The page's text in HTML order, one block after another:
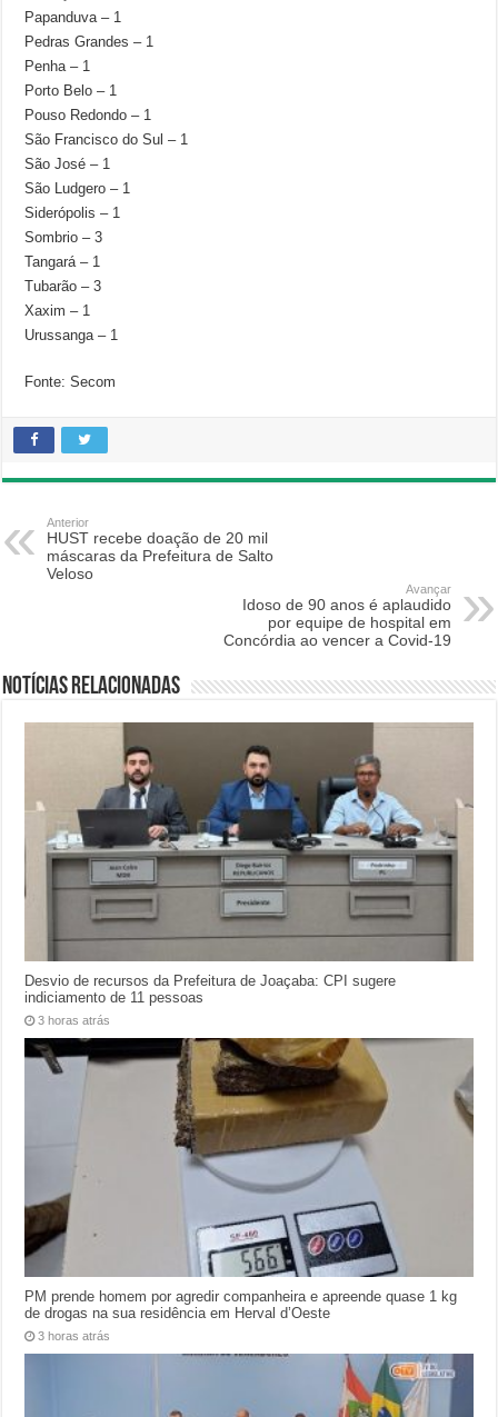
Papanduva – 1
Pedras Grandes – 1
Penha – 1
Porto Belo – 1
Pouso Redondo – 1
São Francisco do Sul – 1
São José – 1
São Ludgero – 1
Siderópolis – 1
Sombrio – 3
Tangará – 1
Tubarão – 3
Xaxim – 1
Urussanga – 1
Fonte: Secom
Anterior
HUST recebe doação de 20 mil
máscaras da Prefeitura de Salto
Veloso
Avançar
Idoso de 90 anos é aplaudido
por equipe de hospital em
Concórdia ao vencer a Covid-19
Notícias relacionadas
Desvio de recursos da Prefeitura de Joaçaba: CPI sugere
indiciamento de 11 pessoas
3 horas atrás
PM prende homem por agredir companheira e apreende quase 1 kg
de drogas na sua residência em Herval d’Oeste
3 horas atrás